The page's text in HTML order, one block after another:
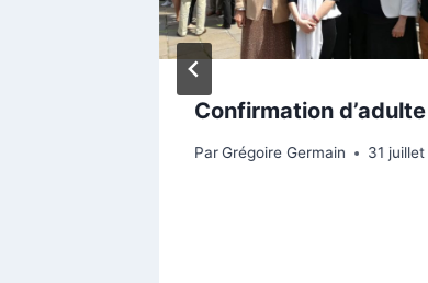
Confirmation d’adulte
ParGrégoire Germain 31